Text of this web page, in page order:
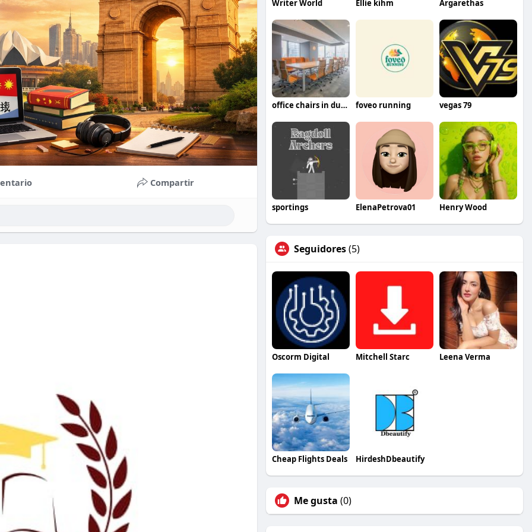
Compartir
Writer World Ellie kihm Argarethas
office chairs in dubai foveo running vegas 79
sportings ElenaPetrova01 Henry Wood
Seguidores(5)
Oscorm Digital Mitchell Starc Leena Verma
Cheap Flights Deals HirdeshDbeautify
Me gusta (0)